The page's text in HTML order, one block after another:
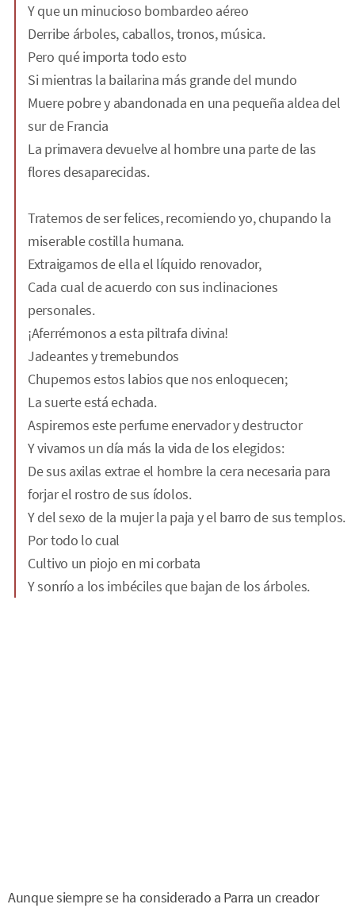
Y que un minucioso bombardeo aéreo
Derribe árboles, caballos, tronos, música.
Pero qué importa todo esto
Si mientras la bailarina más grande del mundo
Muere pobre y abandonada en una pequeña aldea del
sur de Francia
La primavera devuelve al hombre una parte de las
flores desaparecidas.
Tratemos de ser felices, recomiendo yo, chupando la
miserable costilla humana.
Extraigamos de ella el líquido renovador,
Cada cual de acuerdo con sus inclinaciones
personales.
¡Aferrémonos a esta piltrafa divina!
Jadeantes y tremebundos
Chupemos estos labios que nos enloquecen;
La suerte está echada.
Aspiremos este perfume enervador y destructor
Y vivamos un día más la vida de los elegidos:
De sus axilas extrae el hombre la cera necesaria para
forjar el rostro de sus ídolos.
Y del sexo de la mujer la paja y el barro de sus templos.
Por todo lo cual
Cultivo un piojo en mi corbata
Y sonrío a los imbéciles que bajan de los árboles.
Aunque siempre se ha considerado a Parra un creador